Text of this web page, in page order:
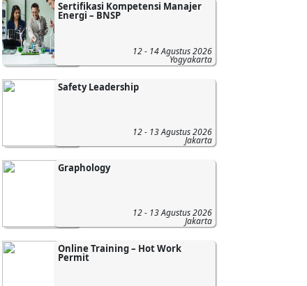
Sertifikasi Kompetensi Manajer
Energi – BNSP
12 - 14 Agustus 2026
Yogyakarta
Safety Leadership
12 - 13 Agustus 2026
Jakarta
Graphology
12 - 13 Agustus 2026
Jakarta
Online Training – Hot Work
Permit